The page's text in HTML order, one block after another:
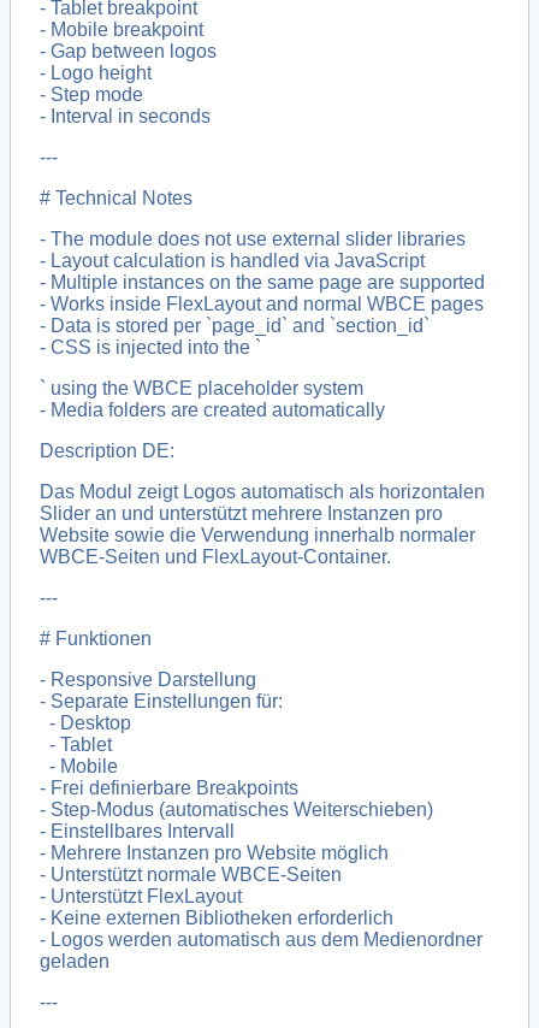
- Tablet breakpoint
- Mobile breakpoint
- Gap between logos
- Logo height
- Step mode
- Interval in seconds
---
# Technical Notes
- The module does not use external slider libraries
- Layout calculation is handled via JavaScript
- Multiple instances on the same page are supported
- Works inside FlexLayout and normal WBCE pages
- Data is stored per `page_id` and `section_id`
- CSS is injected into the `
` using the WBCE placeholder system
- Media folders are created automatically
Description DE:
Das Modul zeigt Logos automatisch als horizontalen
Slider an und unterstützt mehrere Instanzen pro
Website sowie die Verwendung innerhalb normaler
WBCE-Seiten und FlexLayout-Container.
---
# Funktionen
- Responsive Darstellung
- Separate Einstellungen für:
- Desktop
- Tablet
- Mobile
- Frei definierbare Breakpoints
- Step-Modus (automatisches Weiterschieben)
- Einstellbares Intervall
- Mehrere Instanzen pro Website möglich
- Unterstützt normale WBCE-Seiten
- Unterstützt FlexLayout
- Keine externen Bibliotheken erforderlich
- Logos werden automatisch aus dem Medienordner
geladen
---